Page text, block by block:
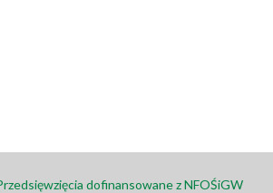
dofinansowane z NFOŚiGW